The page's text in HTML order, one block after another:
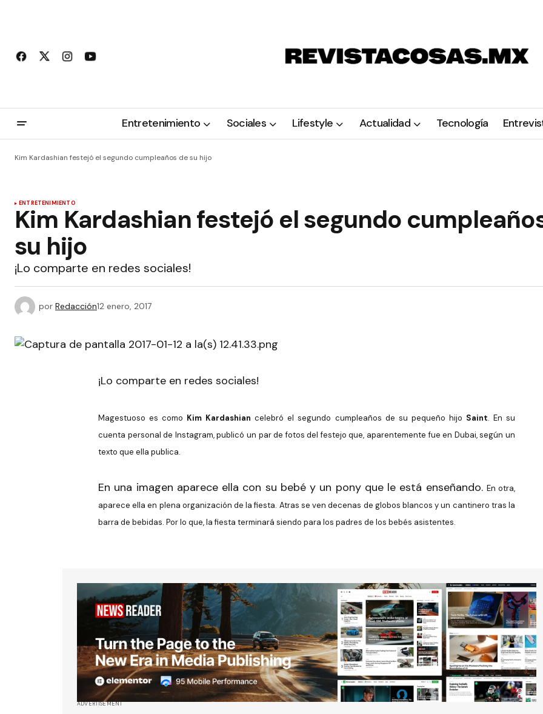
Entretenimiento Sociales Lifestyle Actualidad Tecnología
Kim Kardashian festejó el segundo cumpleaños de su hijo
ENTRETENIMIENTO
Kim Kardashian festejó el segundo
su hijo
¡Lo comparte en redes sociales!
por Redacción12 enero, 2017
¡Lo comparte en redes sociales!
Magestuoso es como Kim Kardashiancelebró el segundo cumpleaños de su pequeño hijo Saint. En su
cuenta personal de Instagram, publicó un par de fotos del festejo que, aparentemente fue en Dubai, según un
texto que ella publica.
En una imagen aparece ella con su bebé y un pony que le está enseñando. En otra,
aparece ella en plena organización de la fiesta. Atras se ven decenas de globos blancos y un cantinero tras la
barra de bebidas. Por lo que, la fiesta terminará siendo para los padres de los bebés asistentes.
ADVERTISEMENT